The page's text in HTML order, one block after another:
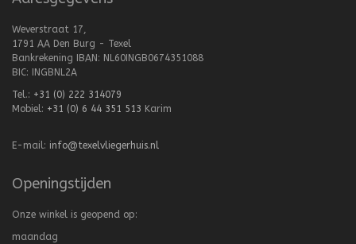
Weverstraat 17,
1791 AA Den Burg - Texel
Bankrekening IBAN: NL60INGB0674351088
BIC: INGBNL2A
Tel.: +31 (0) 222 314079
Mobiel: +31 (0) 6 44 351 513 Karim
E-mail: info@texelvliegerhuis.nl
Openingstijden
Onze winkel is geopend op:
maandag